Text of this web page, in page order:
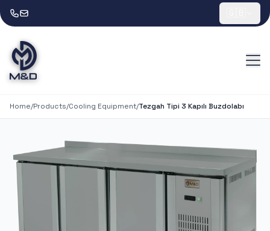
Home/Products/Cooling Equipment/Tezgah Tipi 3 Kapılı Buzdolabı